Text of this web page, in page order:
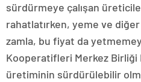
sürdürmeye çalışan
rahatlatırken, yeme ve
zamla, bu fiyat da
Kooperatifleri Merkez Birliği
üretiminin sürdürülebilir